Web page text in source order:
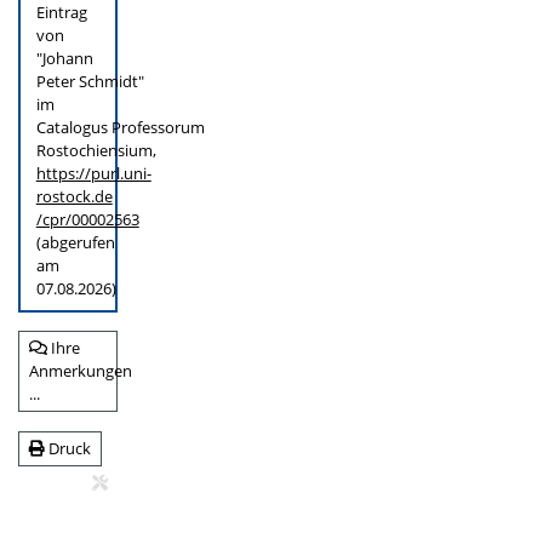
Eintrag
von
"Johann
Peter Schmidt"
im
Catalogus Professorum
Rostochiensium,
https://purl.uni-
rostock.de
/cpr/00002563
(abgerufen
am
07.08.2026)
Ihre
Anmerkungen
...
Druck